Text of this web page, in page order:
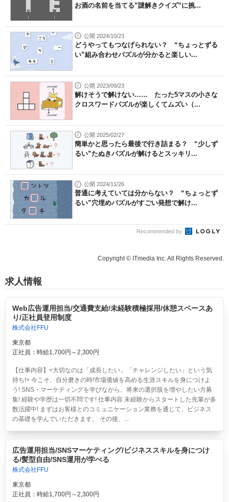
お酒の名前を当てる”謎解きクイズ”に挑...
公開 2024/10/23
どうやってもつなげられない？ “ちょっとずる
い”組み合わせパズルが分かると楽しい...
公開 2023/09/23
解けそうで解けない…… たった5マスの小さな
クロスワードパズルが楽しくてムズい（...
公開 2025/02/27
簡単かと思ったら最後で行き詰まる？ “少しず
るい”たぬきパズルが解けるとスッキリ...
公開 2024/11/26
普通に考えていては分からない？ “ちょっとず
るい”穴埋めパズルがすごい発想で解け...
Recommended by
Copyright © ITmedia Inc. All Rights Reserved.
求人情報
Web広告運用担当/交通費支給/未経験積極採用/休憩スペースあ
り/正社員登用制度
株式会社FFU
東京都
正社員：時給1,700円～2,300円
【仕事内容】<大切なのは「成長したい」「チャレンジしたい」という気
持ち!> 今こそ、自分磨きの時!市場価値を高める生涯スキルを身につけよ
う! SNS・マーケティングを学びながら、将来の選択肢を増やしたい方募
集! 経験や学歴は一切不問です! 仕事内容 未経験からスタートした先輩が多
数活躍中! まずはお客様とのコミュニケーション業務を通じて、ビジネス
の基礎を学んでいただきます。 その後、...
広告運用担当/SNSマーケティング/ビジネススキルを身につけ
る/髪型自由/SNS運用が学べる
株式会社FFU
東京都
正社員：時給1,700円～2,300円